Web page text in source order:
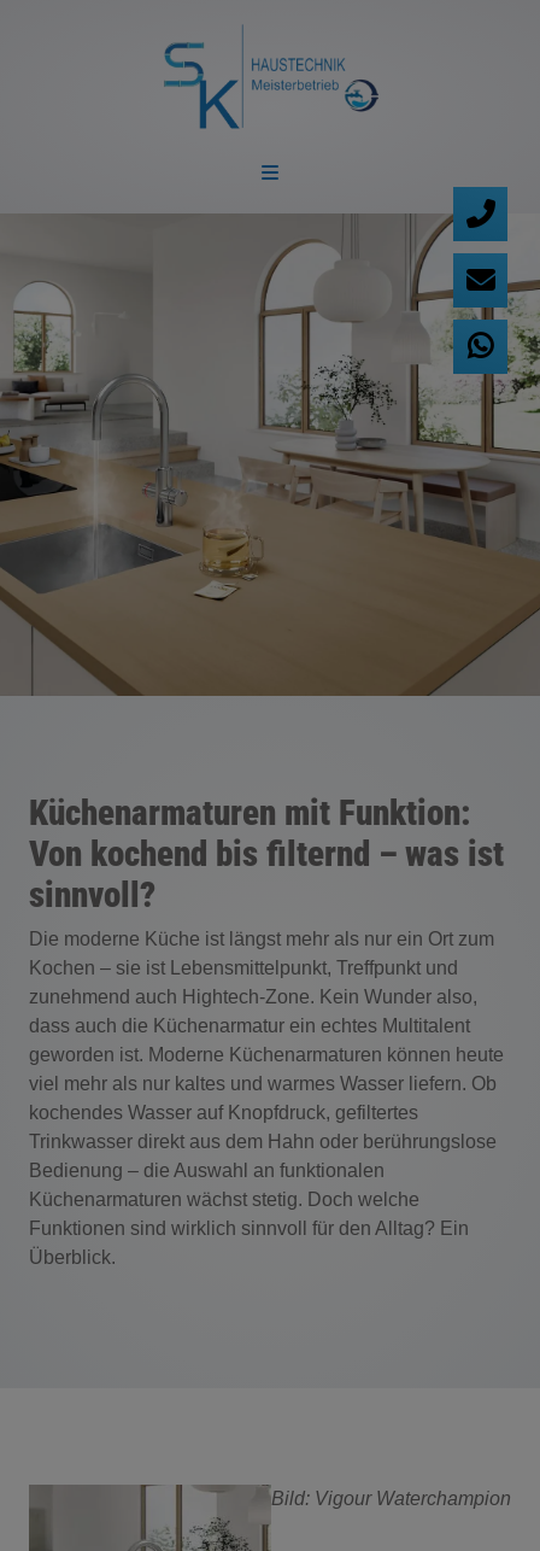
Küchenarmaturen mit Funktion:
Von kochend bis filternd – was ist
sinnvoll?
Die moderne Küche ist längst mehr als nur ein Ort zum
Kochen – sie ist Lebensmittelpunkt, Treffpunkt und
zunehmend auch Hightech-Zone. Kein Wunder also,
dass auch die Küchenarmatur ein echtes Multitalent
geworden ist. Moderne Küchenarmaturen können heute
viel mehr als nur kaltes und warmes Wasser liefern. Ob
kochendes Wasser auf Knopfdruck, gefiltertes
Trinkwasser direkt aus dem Hahn oder berührungslose
Bedienung – die Auswahl an funktionalen
Küchenarmaturen wächst stetig. Doch welche
Funktionen sind wirklich sinnvoll für den Alltag? Ein
Überblick.
Bild: Vigour Waterchampion